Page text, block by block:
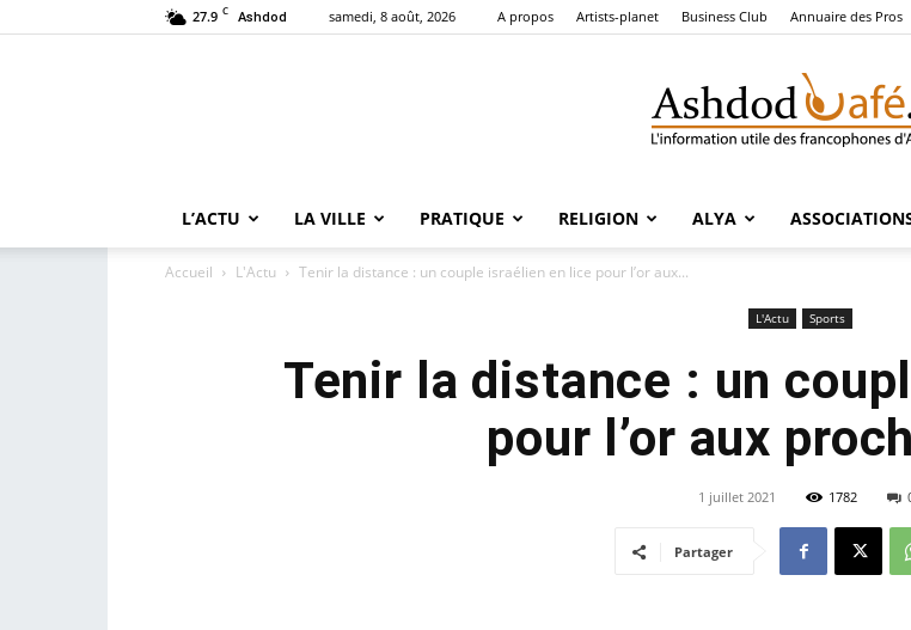
27.9 C Ashdod samedi, 8 août, 2026 A propos Artists-planet Business Club Annuaire des Pros
Café
L’ACTU LA VILLE PRATIQUE RELIGION ALYA
Accueil L'Actu Tenir la distance : un couple israélien en lice pour l’or aux...
L'Actu Sports
Tenir la distance : un
pour l’or aux
1 juillet 2021 1782
Partager